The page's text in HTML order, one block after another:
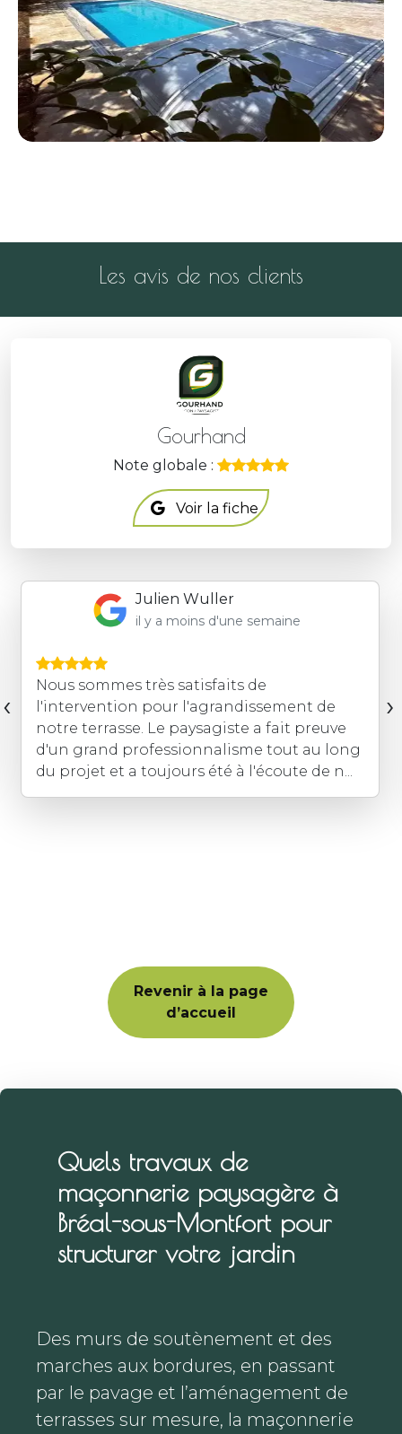
Les avis de nos clients
Gourhand
Note globale :
Voir la fiche
Julien Wuller
il y a moins d'une semaine
Nous sommes très satisfaits de
l'intervention pour l'agrandissement de
notre terrasse. Le paysagiste a fait preuve
d'un grand professionnalisme tout au long
du projet et a toujours été à l'écoute de n...
‹ ›
Revenir à la page
d’accueil
Quels travaux de
maçonnerie paysagère à
Bréal-sous-Montfort pour
structurer votre jardin
Des murs de soutènement et des
marches aux bordures, en passant
par le pavage et l’aménagement de
terrasses sur mesure, la maçonnerie